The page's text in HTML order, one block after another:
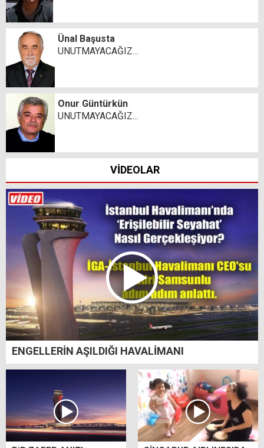
Ünal Başusta
UNUTMAYACAĞIZ…
Onur Güntürkün
UNUTMAYACAĞIZ...
VİDEOLAR
ENGELLERİN AŞILDIĞI HAVALİMANI